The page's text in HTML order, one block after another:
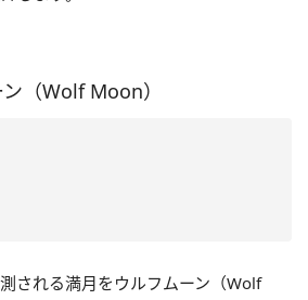
（Wolf Moon）
される満月をウルフムーン（Wolf